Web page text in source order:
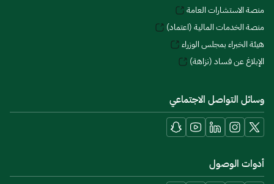
منصة الاستشارات العامة
منصة الخدمات المالية (اعتماد)
هيئة الخبراء بمجلس الوزراء
الإبلاغ عن فساد (نزاهة)
وسائل التواصل الاجتماعي
أدوات الوصول